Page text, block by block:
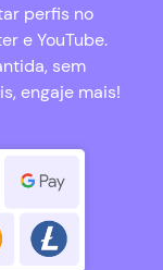
perfis no
e YouTube.
sem
engaje mais!